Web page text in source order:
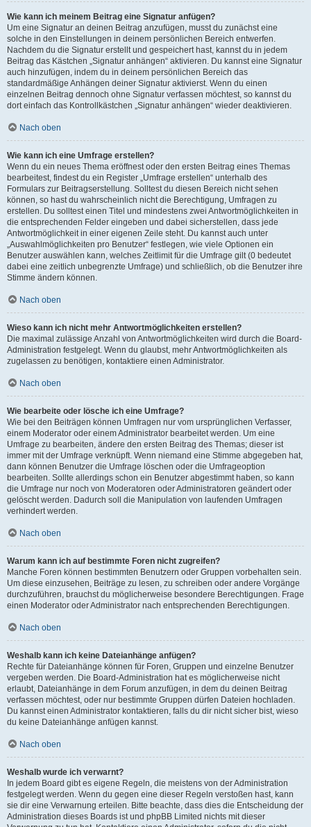
Wie kann ich meinem Beitrag eine Signatur anfügen?
Um eine Signatur an deinen Beitrag anzufügen, musst du zunächst eine
solche in den Einstellungen in deinem persönlichen Bereich entwerfen.
Nachdem du die Signatur erstellt und gespeichert hast, kannst du in jedem
Beitrag das Kästchen „Signatur anhängen“ aktivieren. Du kannst eine Signatur
auch hinzufügen, indem du in deinem persönlichen Bereich das
standardmäßige Anhängen deiner Signatur aktivierst. Wenn du einen
einzelnen Beitrag dennoch ohne Signatur verfassen möchtest, so kannst du
dort einfach das Kontrollkästchen „Signatur anhängen“ wieder deaktivieren.
Nach oben
Wie kann ich eine Umfrage erstellen?
Wenn du ein neues Thema eröffnest oder den ersten Beitrag eines Themas
bearbeitest, findest du ein Register „Umfrage erstellen“ unterhalb des
Formulars zur Beitragserstellung. Solltest du diesen Bereich nicht sehen
können, so hast du wahrscheinlich nicht die Berechtigung, Umfragen zu
erstellen. Du solltest einen Titel und mindestens zwei Antwortmöglichkeiten in
die entsprechenden Felder eingeben und dabei sicherstellen, dass jede
Antwortmöglichkeit in einer eigenen Zeile steht. Du kannst auch unter
„Auswahlmöglichkeiten pro Benutzer“ festlegen, wie viele Optionen ein
Benutzer auswählen kann, welches Zeitlimit für die Umfrage gilt (0 bedeutet
dabei eine zeitlich unbegrenzte Umfrage) und schließlich, ob die Benutzer ihre
Stimme ändern können.
Nach oben
Wieso kann ich nicht mehr Antwortmöglichkeiten erstellen?
Die maximal zulässige Anzahl von Antwortmöglichkeiten wird durch die Board-
Administration festgelegt. Wenn du glaubst, mehr Antwortmöglichkeiten als
zugelassen zu benötigen, kontaktiere einen Administrator.
Nach oben
Wie bearbeite oder lösche ich eine Umfrage?
Wie bei den Beiträgen können Umfragen nur vom ursprünglichen Verfasser,
einem Moderator oder einem Administrator bearbeitet werden. Um eine
Umfrage zu bearbeiten, ändere den ersten Beitrag des Themas; dieser ist
immer mit der Umfrage verknüpft. Wenn niemand eine Stimme abgegeben hat,
dann können Benutzer die Umfrage löschen oder die Umfrageoption
bearbeiten. Sollte allerdings schon ein Benutzer abgestimmt haben, so kann
die Umfrage nur noch von Moderatoren oder Administratoren geändert oder
gelöscht werden. Dadurch soll die Manipulation von laufenden Umfragen
verhindert werden.
Nach oben
Warum kann ich auf bestimmte Foren nicht zugreifen?
Manche Foren können bestimmten Benutzern oder Gruppen vorbehalten sein.
Um diese einzusehen, Beiträge zu lesen, zu schreiben oder andere Vorgänge
durchzuführen, brauchst du möglicherweise besondere Berechtigungen. Frage
einen Moderator oder Administrator nach entsprechenden Berechtigungen.
Nach oben
Weshalb kann ich keine Dateianhänge anfügen?
Rechte für Dateianhänge können für Foren, Gruppen und einzelne Benutzer
vergeben werden. Die Board-Administration hat es möglicherweise nicht
erlaubt, Dateianhänge in dem Forum anzufügen, in dem du deinen Beitrag
verfassen möchtest, oder nur bestimmte Gruppen dürfen Dateien hochladen.
Du kannst einen Administrator kontaktieren, falls du dir nicht sicher bist, wieso
du keine Dateianhänge anfügen kannst.
Nach oben
Weshalb wurde ich verwarnt?
In jedem Board gibt es eigene Regeln, die meistens von der Administration
festgelegt werden. Wenn du gegen eine dieser Regeln verstoßen hast, kann
sie dir eine Verwarnung erteilen. Bitte beachte, dass dies die Entscheidung der
Administration dieses Boards ist und phpBB Limited nichts mit dieser